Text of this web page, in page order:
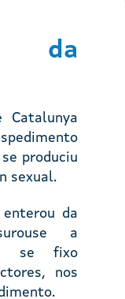
da
Catalunya
produciu
sexual.
da
a
se fixo
nos